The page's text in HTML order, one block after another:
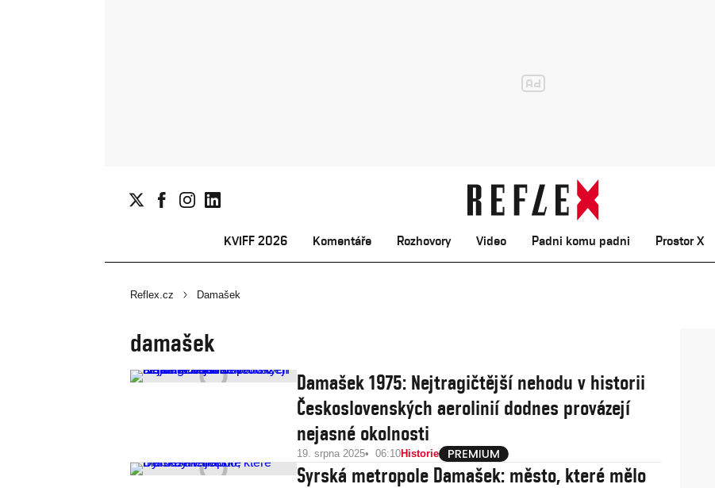
KVIFF 2026 Komentáře Rozhovory Video Padni komu padni Prostor X
Reflex.cz Damašek
damašek
Damašek 1975: Nejtragičtější nehodu v historii
Československých aerolinií dodnes provázejí
nejasné okolnosti
19. srpna 2025 06:10Historie
Syrská metropole Damašek: město, které mělo